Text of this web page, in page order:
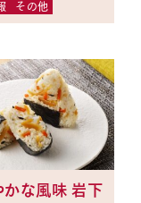
その他
かな風味 岩下